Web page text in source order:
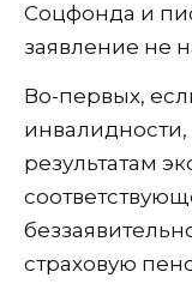
Соцфонда и
заявление не
Во-первых,
результатам
страховую